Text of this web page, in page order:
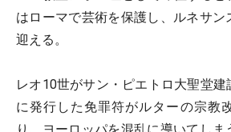
はローマで芸術を保護し、ルネサン
迎える。
レオ10世がサン・ピエトロ大聖堂
に発行した免罪符がルターの宗教